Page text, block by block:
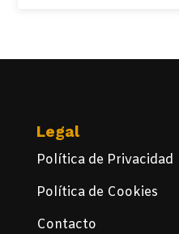
Legal
Política de Privacidad
Política de Cookies
Contacto